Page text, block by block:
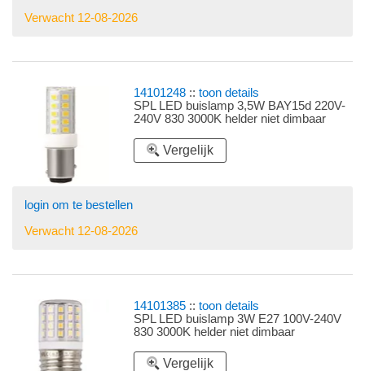
Verwacht 12-08-2026
14101248 ::toon details
SPL LED buislamp 3,5W BAY15d 220V-
240V 830 3000K helder niet dimbaar
Vergelijk
login om te bestellen
Verwacht 12-08-2026
14101385 ::toon details
SPL LED buislamp 3W E27 100V-240V
830 3000K helder niet dimbaar
Vergelijk